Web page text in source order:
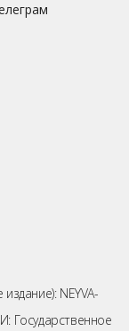
NEYVA-
Государственное